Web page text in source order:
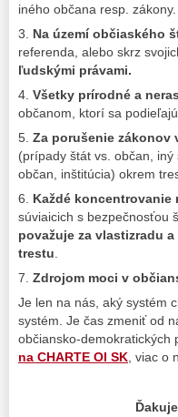
iného občana resp. zákony.
3. Na území občiaského
referenda, alebo skrz
ľudskými právami.
4. Všetky prírodné a
občanom, ktorí sa
5. Za porušenie zákonov
(prípady štát vs. občan,
občan, inštitúcia) okrem
6. Každé
súviaicich s bezpečnosťou
považuje za vlastizradu
trestu.
7. Zdrojom moci v
Je len na nás, aký systém
systém. Je čas zmeniť od
občiansko-demokratických
na CHARTE OI SK, viac o